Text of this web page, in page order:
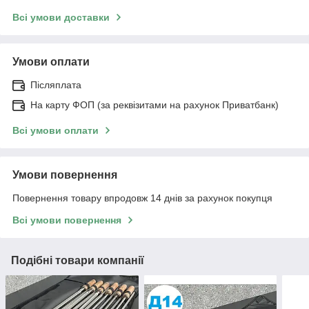
Всі умови доставки
Умови оплати
Післяплата
На карту ФОП (за реквізитами на рахунок Приватбанк)
Всі умови оплати
Умови повернення
Повернення товару впродовж 14 днів за рахунок покупця
Всі умови повернення
Подібні товари компанії